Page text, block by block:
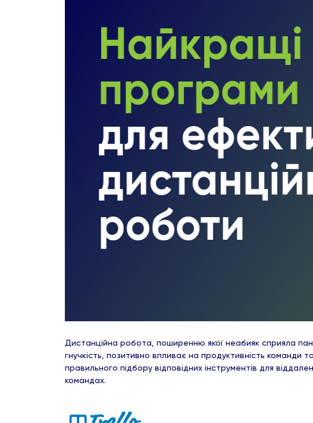
Дистанційна робота, поширенню якої неабияк сприяла
гнучкість, позитивно впливає на продуктивність команди
правильного підбору відповідних інструментів для
командах.